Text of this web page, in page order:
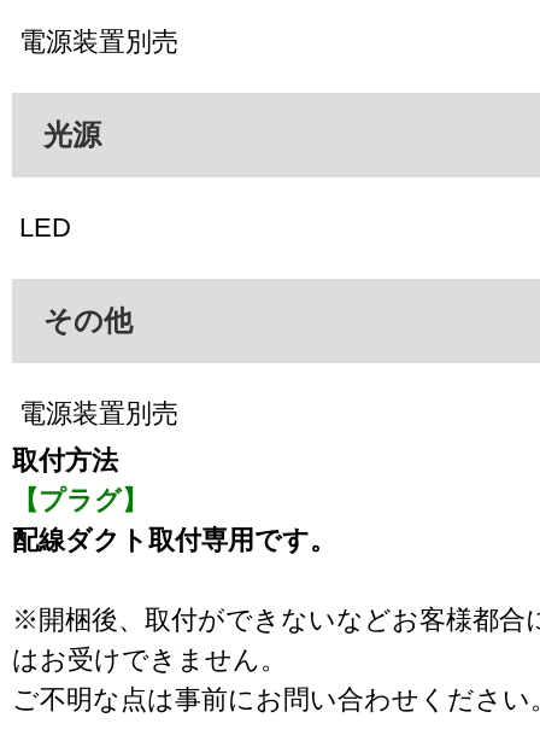
電源装置別売
光源
LED
その他
電源装置別売
取付方法
【プラグ】
配線ダクト取付専用です。
※開梱後、取付ができないなどお客様都合
はお受けできません。
ご不明な点は事前にお問い合わせください